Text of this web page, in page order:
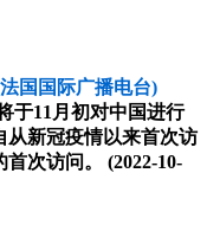
国国际广播电台)
于11月初对中国进行
从新冠疫情以来首次访
次访问。 (2022-10-